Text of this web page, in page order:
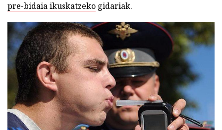
pre-bidaia ikuskatzeko gidariak.